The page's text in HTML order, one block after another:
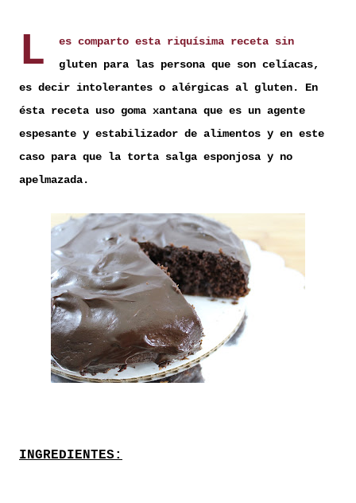
L
es comparto esta riquísima receta sin
gluten para las persona que son celíacas,
es decir intolerantes o alérgicas al gluten. En
ésta receta uso goma xantana que es un agente
espesante y estabilizador de alimentos y en este
caso para que la torta salga esponjosa y no
apelmazada.
INGREDIENTES: